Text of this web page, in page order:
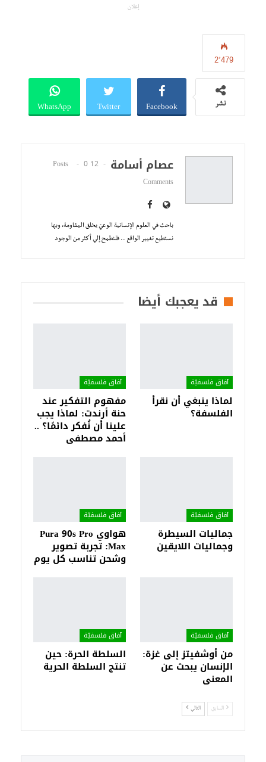
إعلان
2٬479
نشر Facebook
Twitter
WhatsApp
عصام أسامة 12 Posts
0
Comments
باحث في العلوم الإنسانية الوعيّ يخلق المقاومة، وبها
نستطيع تغيير الواقع .. فلنطمح إلي أكثر من الوجود
قد يعجبك أيضا
آفاق فلسفيّة‎
لماذا ينبغي أن نقرأ
الفلسفة؟
آفاق فلسفيّة‎
مفهوم التفكير عند
حنة أرندت: لماذا يجب
علينا أن نُفكر دائمًا؟ ..
أحمد مصطفى
آفاق فلسفيّة‎
جماليات السيطرة
وجماليات اللايقين
آفاق فلسفيّة‎
هواوي Pura 90s Pro
Max: تجربة تصوير
وشحن تناسب كل يوم
آفاق فلسفيّة‎
من أوشفيتز إلى غزة:
الإنسان يبحث عن
المعنى
آفاق فلسفيّة‎
السلطة الحرة: حين
تنتج السلطة الحرية
السابق التالي